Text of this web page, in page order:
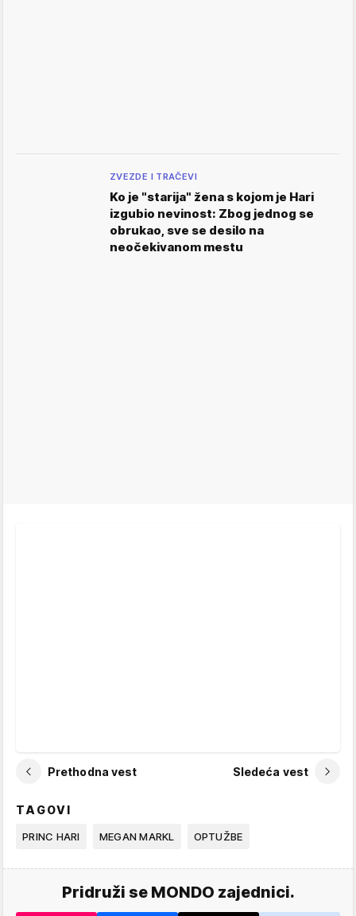
ZVEZDE I TRAČEVI
Ko je "starija" žena s kojom je Hari
izgubio nevinost: Zbog jednog se
obrukao, sve se desilo na
neočekivanom mestu
Prethodna vest Sledeća vest
TAGOVI
PRINC HARI MEGAN MARKL OPTUŽBE
Pridruži se MONDO zajednici.